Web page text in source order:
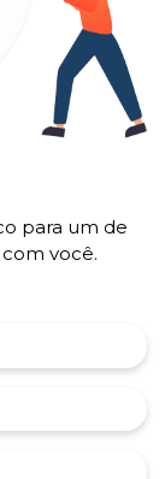
para um de
você.